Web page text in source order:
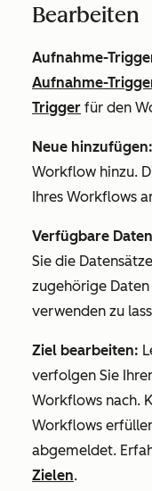
Bearbeiten
Aufnahme-
Aufnahme-
Trigger für den
Neue hinzufügen:
Workflow hinzu.
Ihres Workflows
Verfügbare
Sie die
zugehörige
verwenden zu
Ziel bearbeiten:
verfolgen Sie
Workflows nach.
Workflows
abgemeldet.
Zielen.